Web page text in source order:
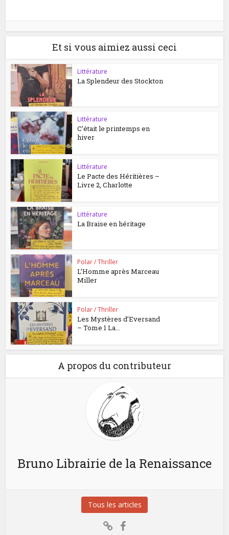
Et si vous aimiez aussi ceci
Littérature
La Splendeur des Stockton
Littérature
C’était le printemps en
hiver
Littérature
Le Pacte des Héritières –
Livre 2, Charlotte
Littérature
La Braise en héritage
Polar / Thriller
L’Homme après Marceau
Miller
Polar / Thriller
Les Mystères d’Eversand
– Tome 1 La...
A propos du contributeur
Bruno Librairie de la Renaissance
Tous les articles